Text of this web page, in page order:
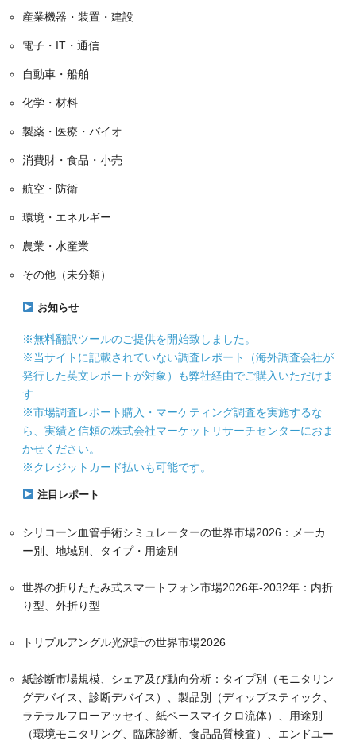
産業機器・装置・建設
電子・IT・通信
自動車・船舶
化学・材料
製薬・医療・バイオ
消費財・食品・小売
航空・防衛
環境・エネルギー
農業・水産業
その他（未分類）
お知らせ
※無料翻訳ツールのご提供を開始致しました。
※当サイトに記載されていない調査レポート（海外調査会社が
発行した英文レポートが対象）も弊社経由でご購入いただけま
す
※市場調査レポート購入・マーケティング調査を実施するな
ら、実績と信頼の株式会社マーケットリサーチセンターにおま
かせください。
※クレジットカード払いも可能です。
注目レポート
シリコーン血管手術シミュレーターの世界市場2026：メーカ
ー別、地域別、タイプ・用途別
世界の折りたたみ式スマートフォン市場2026年-2032年：内折
り型、外折り型
トリプルアングル光沢計の世界市場2026
紙診断市場規模、シェア及び動向分析：タイプ別（モニタリン
グデバイス、診断デバイス）、製品別（ディップスティック、
ラテラルフローアッセイ、紙ベースマイクロ流体）、用途別
（環境モニタリング、臨床診断、食品品質検査）、エンドユー